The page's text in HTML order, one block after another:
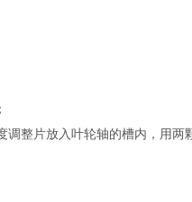
整片放入叶轮轴的槽内，用两